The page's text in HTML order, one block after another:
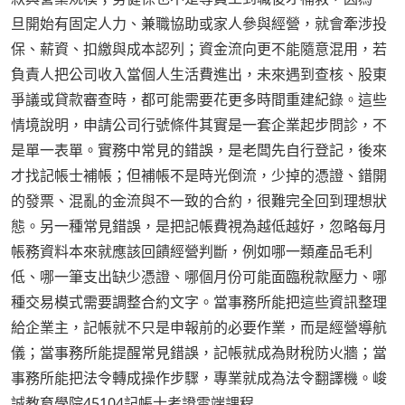
旦開始有固定人力、兼職協助或家人參與經營，就會牽涉投
保、薪資、扣繳與成本認列；資金流向更不能隨意混用，若
負責人把公司收入當個人生活費進出，未來遇到查核、股東
爭議或貸款審查時，都可能需要花更多時間重建紀錄。這些
情境說明，申請公司行號條件其實是一套企業起步問診，不
是單一表單。實務中常見的錯誤，是老闆先自行登記，後來
才找記帳士補帳；但補帳不是時光倒流，少掉的憑證、錯開
的發票、混亂的金流與不一致的合約，很難完全回到理想狀
態。另一種常見錯誤，是把記帳費視為越低越好，忽略每月
帳務資料本來就應該回饋經營判斷，例如哪一類產品毛利
低、哪一筆支出缺少憑證、哪個月份可能面臨稅款壓力、哪
種交易模式需要調整合約文字。當事務所能把這些資訊整理
給企業主，記帳就不只是申報前的必要作業，而是經營導航
儀；當事務所能提醒常見錯誤，記帳就成為財稅防火牆；當
事務所能把法令轉成操作步驟，專業就成為法令翻譯機。峻